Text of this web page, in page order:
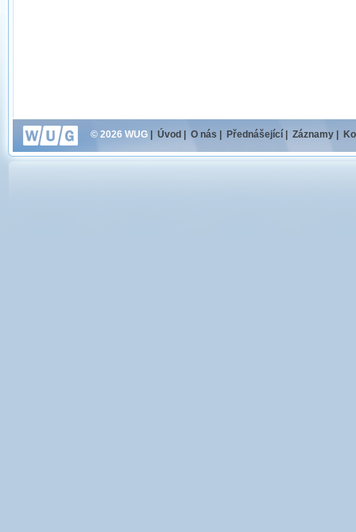
© 2026 WUG Úvod O nás Přednášející Záznamy